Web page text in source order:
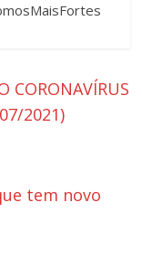
CORONAVÍRUS
2021)
tem novo